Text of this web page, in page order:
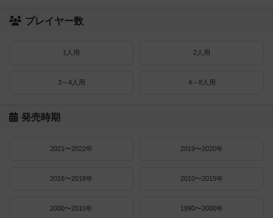
プレイヤー数
1人用 2人用
3～4人用 4～8人用
発売時期
2021〜2022年 2019〜2020年
2016〜2018年 2010〜2015年
2000〜2010年 1990〜2000年